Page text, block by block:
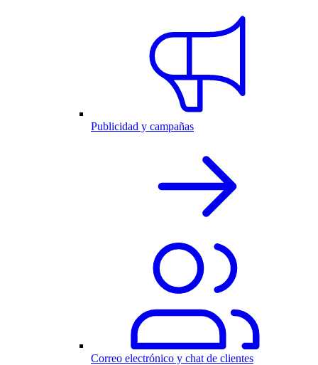
Publicidad y campañas
Correo electrónico y chat de clientes